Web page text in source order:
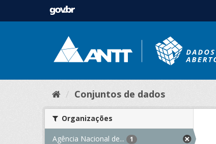
Conjuntos de dados
Organizações
Agência Nacional de... 1